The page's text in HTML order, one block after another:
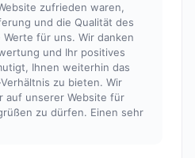
zufrieden waren,
und die Qualität des
für uns. Wir danken
und Ihr positives
Ihnen weiterhin das
zu bieten. Wir
auf unserer Website für
zu dürfen. Einen sehr